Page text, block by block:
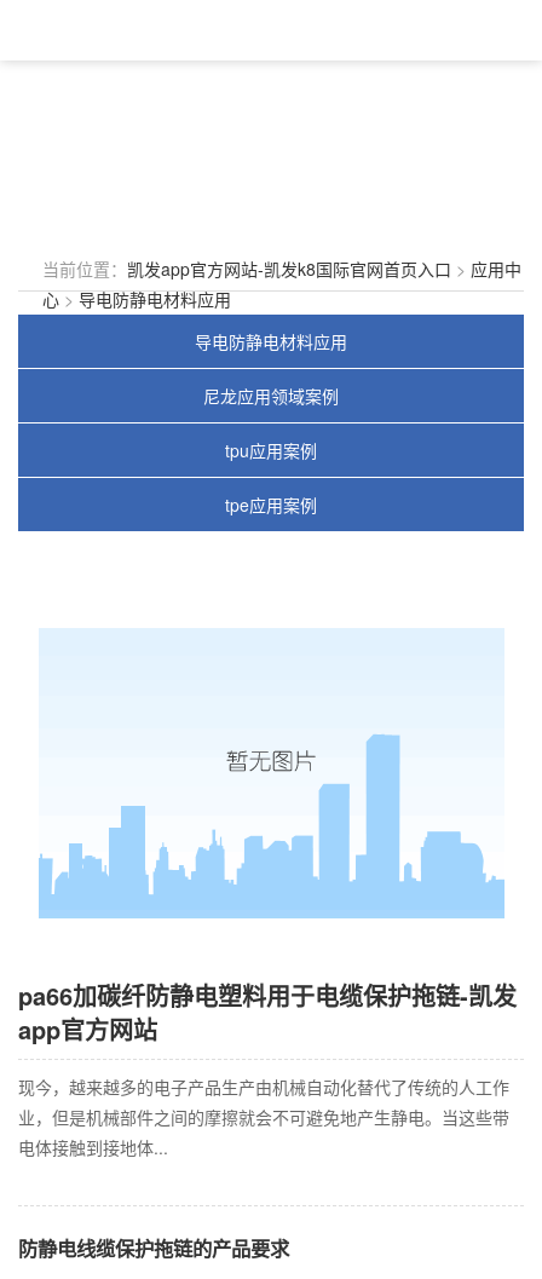
当前位置： 凯发app官方网站-凯发k8国际官网首页入口 > 应用中
心>导电防静电材料应用
导电防静电材料应用
尼龙应用领域案例
tpu应用案例
tpe应用案例
pa66加碳纤防静电塑料用于电缆保护拖链-凯发
app官方网站
现今，越来越多的电子产品生产由机械自动化替代了传统的人工作
业，但是机械部件之间的摩擦就会不可避免地产生静电。当这些带
电体接触到接地体...
防静电线缆保护拖链的产品要求